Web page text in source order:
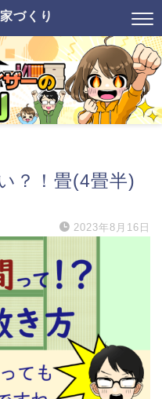
づくり
？！畳(4畳半)
2023年8月16日